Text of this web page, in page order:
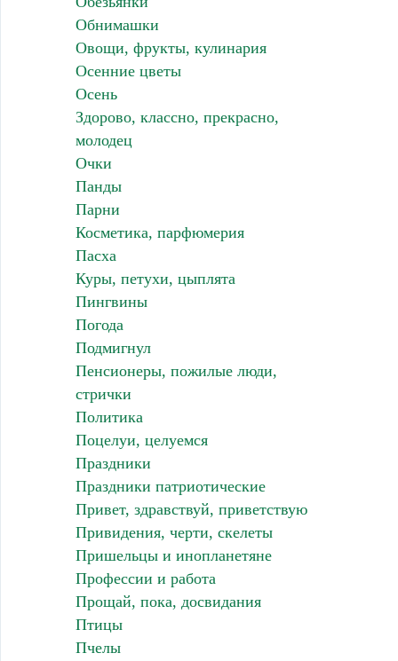
Обнимашки
Овощи, фрукты, кулинария
Осенние цветы
Осень
Здорово, классно, прекрасно,
молодец
Очки
Панды
Парни
Косметика, парфюмерия
Пасха
Куры, петухи, цыплята
Пингвины
Погода
Подмигнул
Пенсионеры, пожилые люди,
стрички
Политика
Поцелуи, целуемся
Праздники
Праздники патриотические
Привет, здравствуй, приветствую
Привидения, черти, скелеты
Пришельцы и инопланетяне
Профессии и работа
Прощай, пока, досвидания
Птицы
Пчелы